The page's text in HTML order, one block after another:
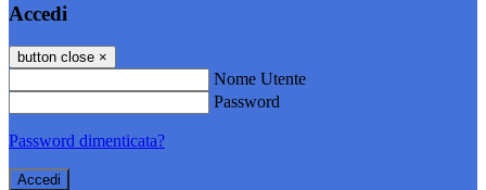
Accedi
button close ×
Nome Utente
Password
Password dimenticata?